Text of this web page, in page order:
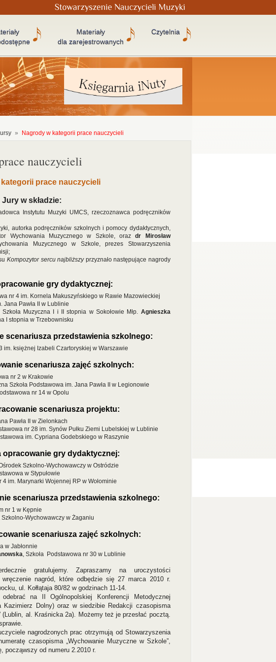
Materiały
dla zarejestrowanych
Czytelnia
» Nagrody w kategorii prace nauczycieli
nauczycieli
kategorii prace nauczycieli
Jury w składzie:
Instytutu Muzyki UMCS, rzeczoznawca podręczników
autorka podręczników szkolnych i pomocy dydaktycznych,
Wychowania Muzycznego w Szkole, orazdr Mirosław
Muzycznego w Szkole, prezes Stowarzyszenia
Kompozytor sercu najbliższyprzyznało następujące nagrody
gry dydaktycznej:
nr 4 im. Kornela Makuszyńskiego w Rawie Mazowieckiej
Jana Pawła II w Lublinie
Muzyczna I i II stopnia w Sokołowie Młp. Agnieszka
I stopnia w Trzebownisku
scenariusza przedstawienia szkolnego:
im. księżnej Izabeli Czartoryskiej w Warszawie
scenariusza zajęć szkolnych:
nr 2 w Krakowie
Szkoła Podstawowa im. Jana Pawła II w Legionowie
nr 14 w Opolu
scenariusza projektu:
Pawła II w Zielonkach
nr 28 im. Synów Pułku Ziemi Lubelskiej w Lublinie
im. Cypriana Godebskiego w Raszynie
opracowanie gry dydaktycznej:
Szkolno-Wychowawczy w Ostródzie
w Stypułowie
4 im. Marynarki Wojennej RP w Wołominie
scenariusza przedstawienia szkolnego:
nr 1 w Kępnie
Wychowawczy w Żaganiu
scenariusza zajęć szkolnych:
w Jabłonnie
, Szkoła Podstawowa nr 30 w Lublinie
gratulujemy. Zapraszamy na uroczystości
nagród, które odbędzie się 27 marca 2010 r.
ul. Kołłątaja 80/82 w godzinach 11-14.
na II Ogólnopolskiej Konferencji Metodycznej
Kazimierz Dolny) oraz w siedzibie Redakcji czasopisma
(Lublin, al. Kraśnicka 2a). Możemy też je przesłać pocztą.
nagrodzonych prac otrzymują od Stowarzyszenia
czasopisma „Wychowanie Muzyczne w Szkole”,
począwszy od numeru 2.2010 r.